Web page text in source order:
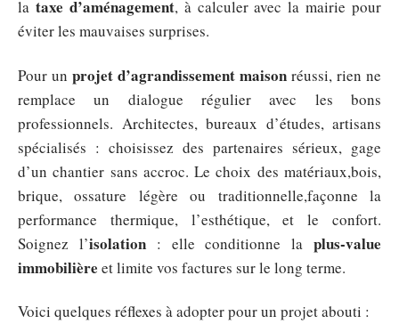
la taxe d’aménagement, à calculer avec la mairie pour
éviter les mauvaises surprises.
Pour un projet d’agrandissement maison réussi, rien ne
remplace un dialogue régulier avec les bons
professionnels. Architectes, bureaux d’études, artisans
spécialisés : choisissez des partenaires sérieux, gage
d’un chantier sans accroc. Le choix des matériaux,bois,
brique, ossature légère ou traditionnelle,façonne la
performance thermique, l’esthétique, et le confort.
Soignez l’isolation: elle conditionne laplus-value
immobilière et limite vos factures sur le long terme.
Voici quelques réflexes à adopter pour un projet abouti :